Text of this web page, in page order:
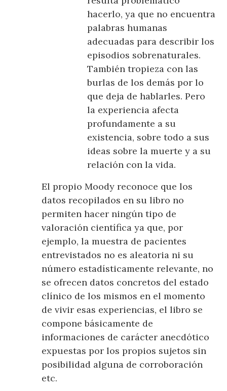
hacerlo, ya que no encuentra
palabras humanas
adecuadas para describir los
episodios sobrenaturales.
También tropieza con las
burlas de los demás por lo
que deja de hablarles. Pero
la experiencia afecta
profundamente a su
existencia, sobre todo a sus
ideas sobre la muerte y a su
relación con la vida.
El propio Moody reconoce que los
datos recopilados en su libro no
permiten hacer ningún tipo de
valoración científica ya que, por
ejemplo, la muestra de pacientes
entrevistados no es aleatoria ni su
número estadísticamente relevante, no
se ofrecen datos concretos del estado
clínico de los mismos en el momento
de vivir esas experiencias, el libro se
compone básicamente de
informaciones de carácter anecdótico
expuestas por los propios sujetos sin
posibilidad alguna de corroboración
etc.